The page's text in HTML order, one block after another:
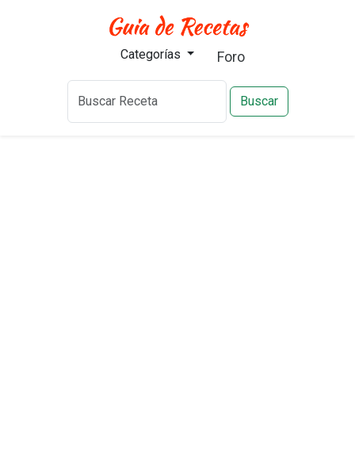
Categorías Foro
Buscar